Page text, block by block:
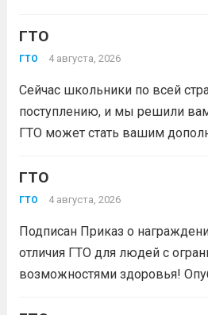
Первых-2026».В мероприятии
победители муниципального
Кузбасса.Состав команды 6
из...Читать дальше
ГТО
ГТО 4 августа, 2026
Сейчас школьники по всей
поступлению, и мы решили
ГТО может стать вашим
Многие университеты
баллы за индивидуальные
ГТО
ГТО 4 августа, 2026
Подписан Приказ о
отличия ГТО для людей с
возможностями здоровья!